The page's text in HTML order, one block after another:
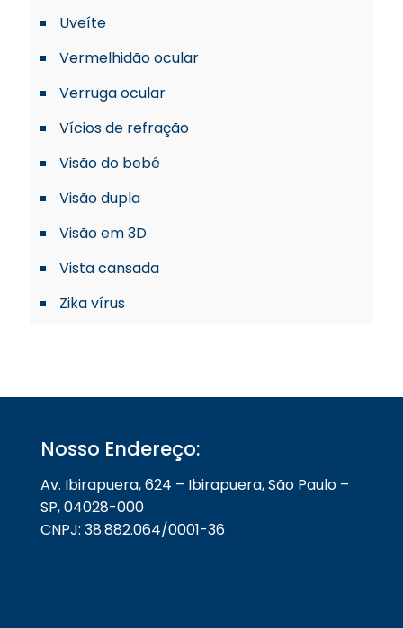
Uveíte
Vermelhidão ocular
Verruga ocular
Vícios de refração
Visão do bebê
Visão dupla
Visão em 3D
Vista cansada
Zika vírus
Nosso Endereço:
Av. Ibirapuera, 624 – Ibirapuera, São Paulo –
SP, 04028-000
CNPJ: 38.882.064/0001-36